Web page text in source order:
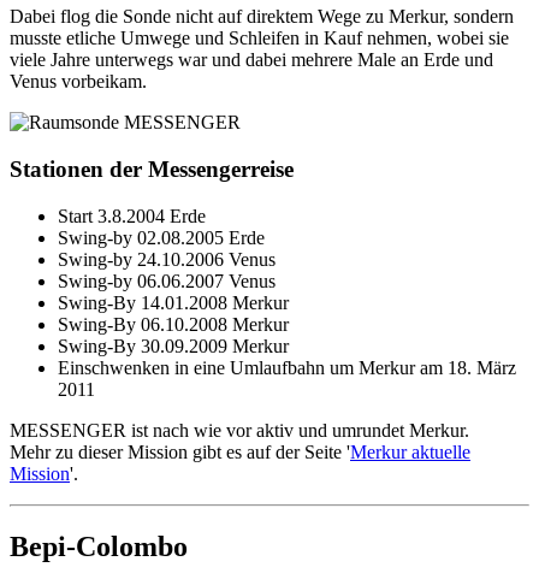
Dabei flog die Sonde nicht auf direktem Wege zu Merkur, sondern
musste etliche Umwege und Schleifen in Kauf nehmen, wobei sie
viele Jahre unterwegs war und dabei mehrere Male an Erde und
Venus vorbeikam.
Stationen der Messengerreise
Start 3.8.2004 Erde
Swing-by 02.08.2005 Erde
Swing-by 24.10.2006 Venus
Swing-by 06.06.2007 Venus
Swing-By 14.01.2008 Merkur
Swing-By 06.10.2008 Merkur
Swing-By 30.09.2009 Merkur
Einschwenken in eine Umlaufbahn um Merkur am 18. März
2011
MESSENGER ist nach wie vor aktiv und umrundet Merkur.
Mehr zu dieser Mission gibt es auf der Seite 'Merkur aktuelle
Mission'.
Bepi-Colombo